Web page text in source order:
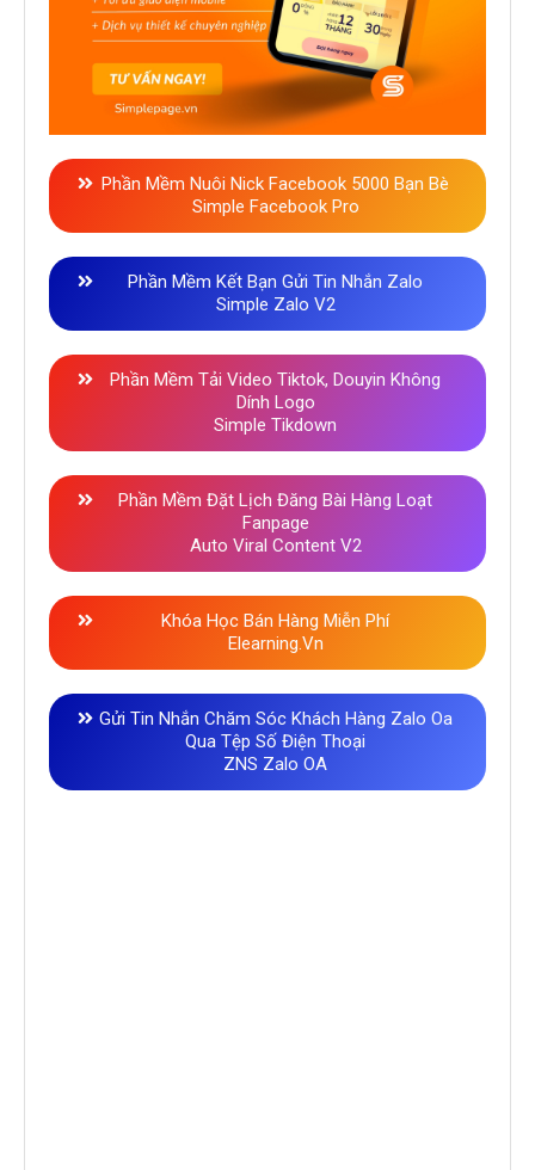
Phần Mềm Nuôi Nick Facebook 5000 Bạn Bè
Simple Facebook Pro
Phần Mềm Kết Bạn Gửi Tin Nhắn Zalo
Simple Zalo V2
Phần Mềm Tải Video Tiktok, Douyin Không
Dính Logo
Simple Tikdown
Phần Mềm Đặt Lịch Đăng Bài Hàng Loạt
Fanpage
Auto Viral Content V2
Khóa Học Bán Hàng Miễn Phí
Elearning.vn
Gửi Tin Nhắn Chăm Sóc Khách Hàng Zalo Oa
Qua Tệp Số Điện Thoại
ZNS Zalo OA